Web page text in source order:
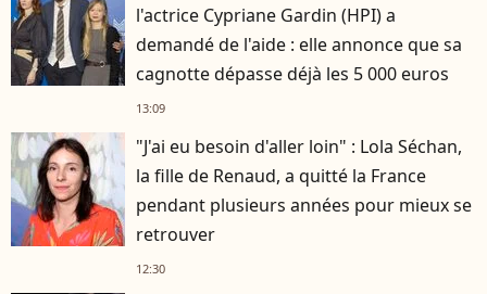
l'actrice Cypriane Gardin (HPI) a
demandé de l'aide : elle annonce que sa
cagnotte dépasse déjà les 5 000 euros
13:09
"J'ai eu besoin d'aller loin" : Lola Séchan,
la fille de Renaud, a quitté la France
pendant plusieurs années pour mieux se
retrouver
12:30